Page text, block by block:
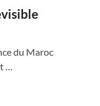
du Maroc
…